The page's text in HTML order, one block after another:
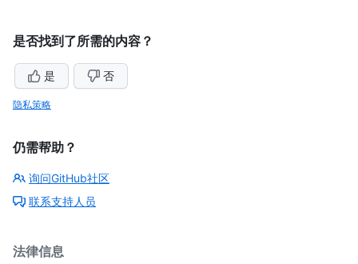
是否找到了所需的内容？
是 否
隐私策略
仍需帮助？
询问GitHub社区
联系支持人员
法律信息